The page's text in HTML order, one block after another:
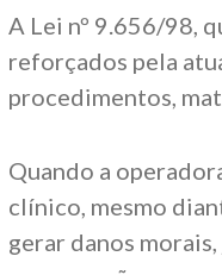
A Lei nº 9.656/98,
reforçados pela
procedimentos,
Quando a
clínico, mesmo
gerar danos